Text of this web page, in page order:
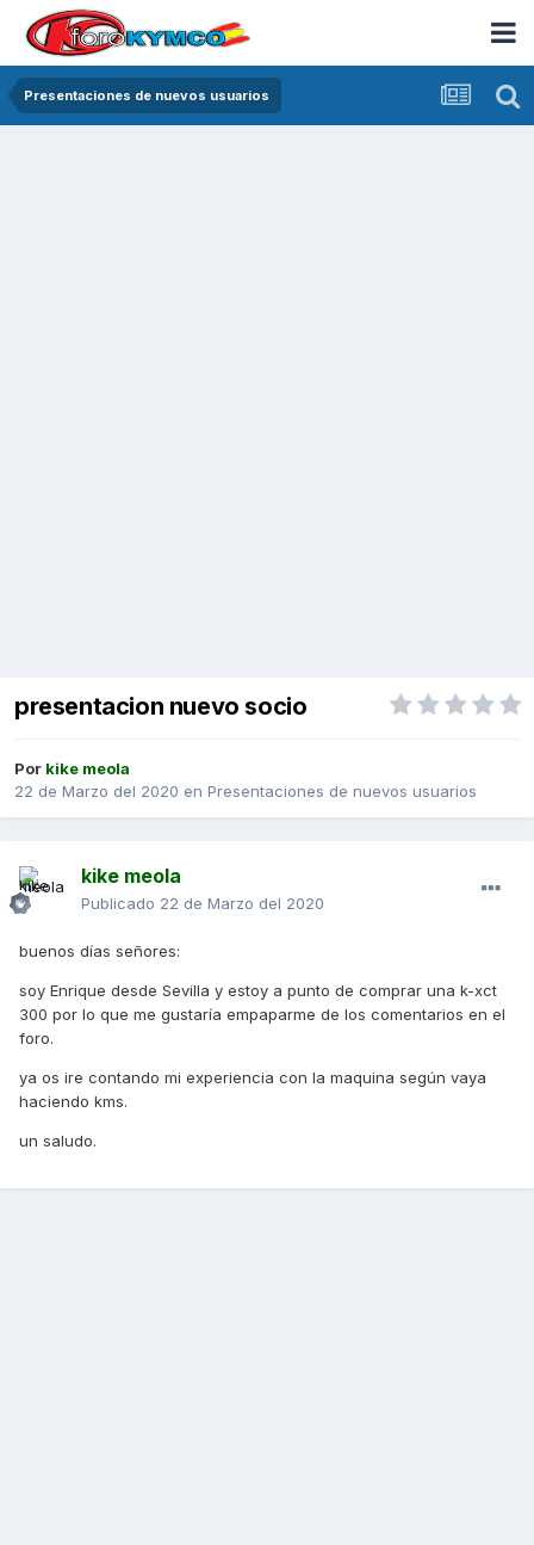
Presentaciones de nuevos usuarios
presentacion nuevo socio
Por kike meola
22 de Marzo del 2020 en Presentaciones de nuevos usuarios
kike meola
Publicado 22 de Marzo del 2020
buenos días señores:
soy Enrique desde Sevilla y estoy a punto de comprar una k-xct
300 por lo que me gustaría empaparme de los comentarios en el
foro.
ya os ire contando mi experiencia con la maquina según vaya
haciendo kms.
un saludo.